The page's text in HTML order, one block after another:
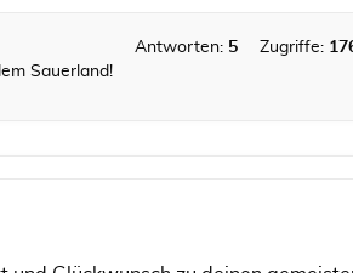
Sauerland!
Antworten: 5 Zugriffe: